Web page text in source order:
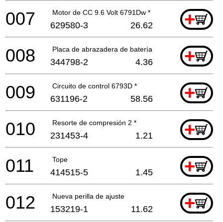
Motor de CC 9.6 Volt 6791Dw * +
007 629580-3 26.62
Placa de abrazadera de batería +
008 344798-2 4.36
Circuito de control 6793D * +
009 631196-2 58.56
Resorte de compresión 2 * +
010 231453-4 1.21
Tope +
011 414515-5 1.45
Nueva perilla de ajuste +
012 153219-1 11.62